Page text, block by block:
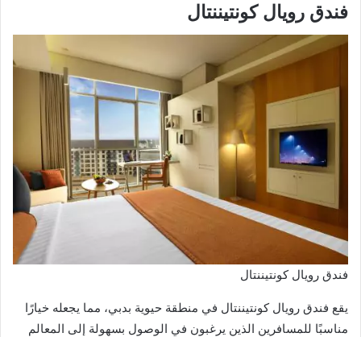
فندق رويال كونتيننتال
فندق رويال كونتيننتال
يقع فندق رويال كونتيننتال في منطقة حيوية بدبي، مما يجعله خيارًا
مناسبًا للمسافرين الذين يرغبون في الوصول بسهولة إلى المعالم